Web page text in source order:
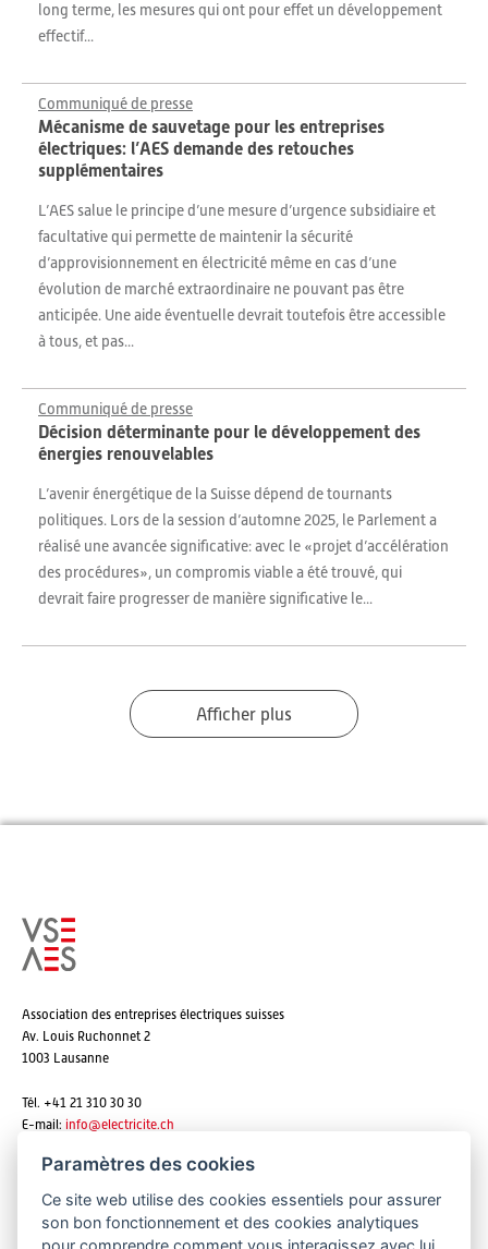
long terme, les mesures qui ont pour effet un développement
effectif...
Communiqué de presse
Mécanisme de sauvetage pour les entreprises
électriques: l’AES demande des retouches
supplémentaires
L’AES salue le principe d’une mesure d’urgence subsidiaire et
facultative qui permette de maintenir la sécurité
d’approvisionnement en électricité même en cas d’une
évolution de marché extraordinaire ne pouvant pas être
anticipée. Une aide éventuelle devrait toutefois être accessible
à tous, et pas...
Communiqué de presse
Décision déterminante pour le développement des
énergies renouvelables
L’avenir énergétique de la Suisse dépend de tournants
politiques. Lors de la session d’automne 2025, le Parlement a
réalisé une avancée significative: avec le «projet d’accélération
des procédures», un compromis viable a été trouvé, qui
devrait faire progresser de manière significative le...
Afficher plus
Association des entreprises électriques suisses
Av. Louis Ruchonnet 2
1003 Lausanne
Tél. +41 21 310 30 30
E-mail: info@electricite.ch
S'abonner aux newsletters
Paramètres des cookies
Ce site web utilise des cookies essentiels pour assurer
son bon fonctionnement et des cookies analytiques
pour comprendre comment vous interagissez avec lui.